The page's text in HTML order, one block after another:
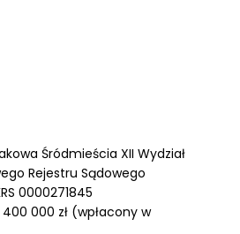
Śródmieścia XII Wydział
Rejestru Sądowego
0000271845
400 000 zł (wpłacony w